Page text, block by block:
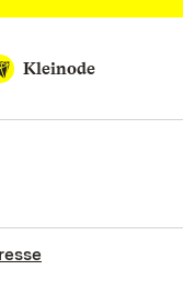
Kleinode